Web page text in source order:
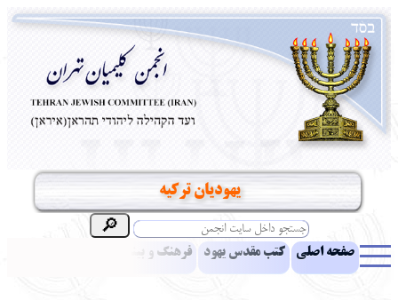
یهودیان ترکیه
صفحه اصلی کتب مقدس یهود فرهنگ و بینش یهود